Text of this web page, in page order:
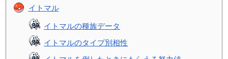
イトマル
イトマルの種族データ
イトマルのタイプ別相性